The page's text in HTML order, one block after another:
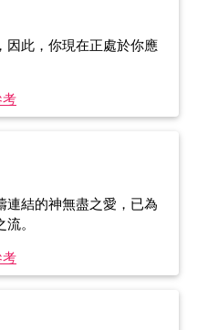
因此，你現在正處於你應
考
連結的神無盡之愛，已為
。
考